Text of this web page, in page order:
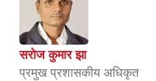
सरोज कुमार झा
प्रमुख प्रशासकीय अधिकृत